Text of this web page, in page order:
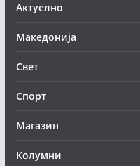
Актуелно
Македонија
Свет
Спорт
Магазин
Колумни